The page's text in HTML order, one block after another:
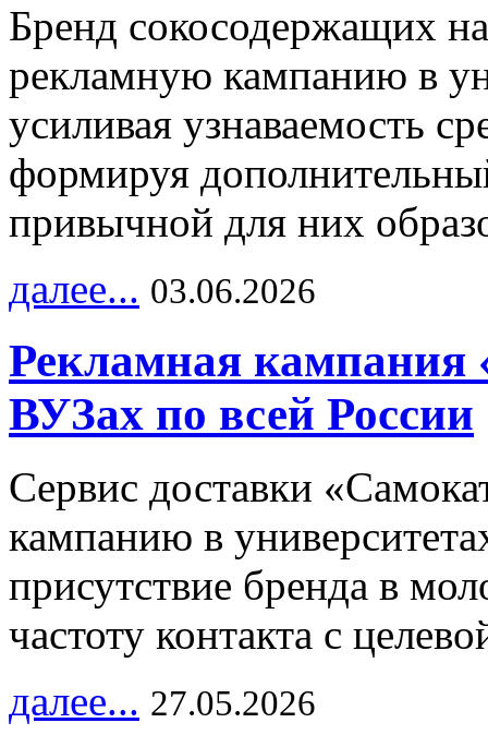
Бренд сокосодержащих
рекламную кампанию в
усиливая узнаваемость
формируя
привычной для них
далее... 03.06.2026
Рекламная кампания
ВУЗах по всей России
Сервис доставки
кампанию в
присутствие бренда в
частоту контакта с
далее... 27.05.2026